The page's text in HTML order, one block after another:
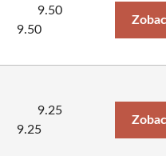
9.50
9.50
9.25
9.25